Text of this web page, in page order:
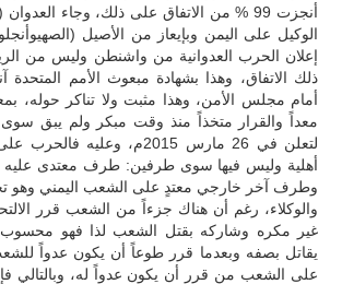
أنجزت 99 % من الاتفاق على ذلك، وجاء
الوكيل على اليمن وبإيعاز من الأصيل
إعلان الحرب العدوانية من واشنطن وليس من
ذلك الاتفاق، وهذا بشهادة مبعوث الأمم
أمام مجلس الأمن، وهذا مثبت ولا تناكر حوله،
معداً والقرار متخذاً منذ وقت مبكر ولم يبق
لتعلن في 26 مارس 2015م،
أهلية وليس فيها سوى طرفين: طرف معتدى عليه
وطرف آخر خارجي معتدٍ على الشعب اليمني وهو
والوكلاء، رغم أن هناك جزءاً من الشعب قرر
غير مكره وشاركه بقتل الشعب لذا فهو محسوب
يقاتل بصفه وبعدما قرر طوعاً أن يكون عدواً
على الشعب من قرر أن يكون عدواً له، وبالتالي